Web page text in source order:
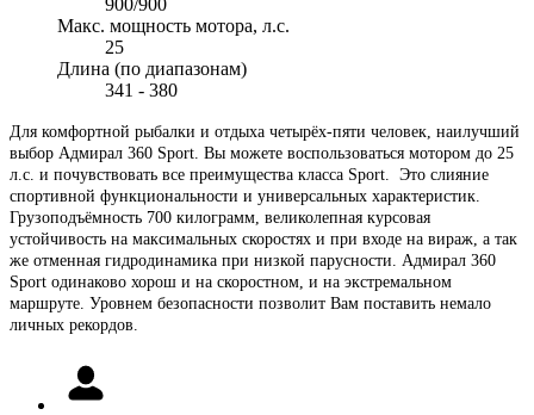
900/900
Макс. мощность мотора, л.с.
25
Длина (по диапазонам)
341 - 380
Для комфортной рыбалки и отдыха четырёх-пяти человек, наилучший
выбор Адмирал 360 Sport. Вы можете воспользоваться мотором до 25
л.с. и почувствовать все преимущества класса Sport. Это слияние
спортивной функциональности и универсальных характеристик.
Грузоподъёмность 700 килограмм, великолепная курсовая
устойчивость на максимальных скоростях и при входе на вираж, а так
же отменная гидродинамика при низкой парусности. Адмирал 360
Sport одинаково хорош и на скоростном, и на экстремальном
маршруте. Уровнем безопасности позволит Вам поставить немало
личных рекордов.